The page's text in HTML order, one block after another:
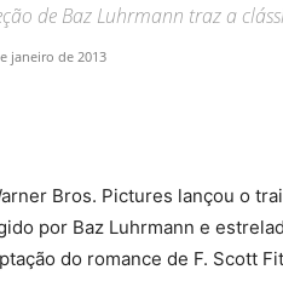
de Baz Luhrmann traz a
janeiro de 2013
Bros. Pictures lançou o
por Baz Luhrmann e
do romance de F. Scott